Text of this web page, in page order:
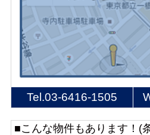
Tel.03-6416-1505
■こんな物件もあります！(